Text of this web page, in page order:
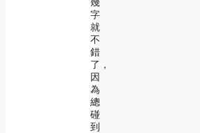
幾
字
就
不
錯
了，
因
為
總
碰
到